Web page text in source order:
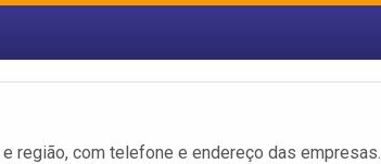
e região, com telefone e endereço das empresas.